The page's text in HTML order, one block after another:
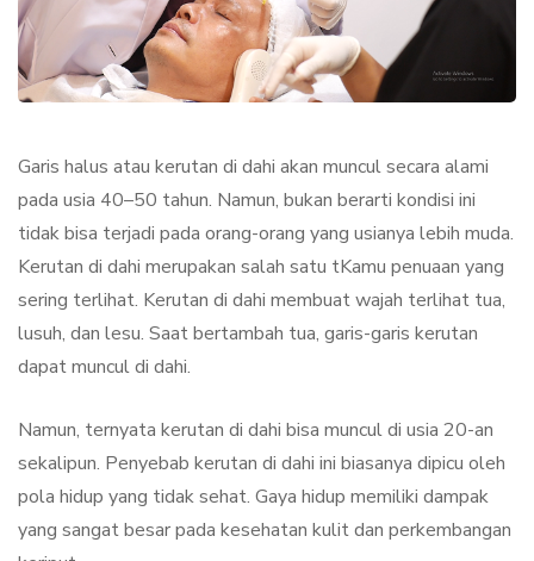
Garis halus atau kerutan di dahi akan muncul secara alami
pada usia 40–50 tahun. Namun, bukan berarti kondisi ini
tidak bisa terjadi pada orang-orang yang usianya lebih muda.
Kerutan di dahi merupakan salah satu tKamu penuaan yang
sering terlihat. Kerutan di dahi membuat wajah terlihat tua,
lusuh, dan lesu. Saat bertambah tua, garis-garis kerutan
dapat muncul di dahi.
Namun, ternyata kerutan di dahi bisa muncul di usia 20-an
sekalipun. Penyebab kerutan di dahi ini biasanya dipicu oleh
pola hidup yang tidak sehat. Gaya hidup memiliki dampak
yang sangat besar pada kesehatan kulit dan perkembangan